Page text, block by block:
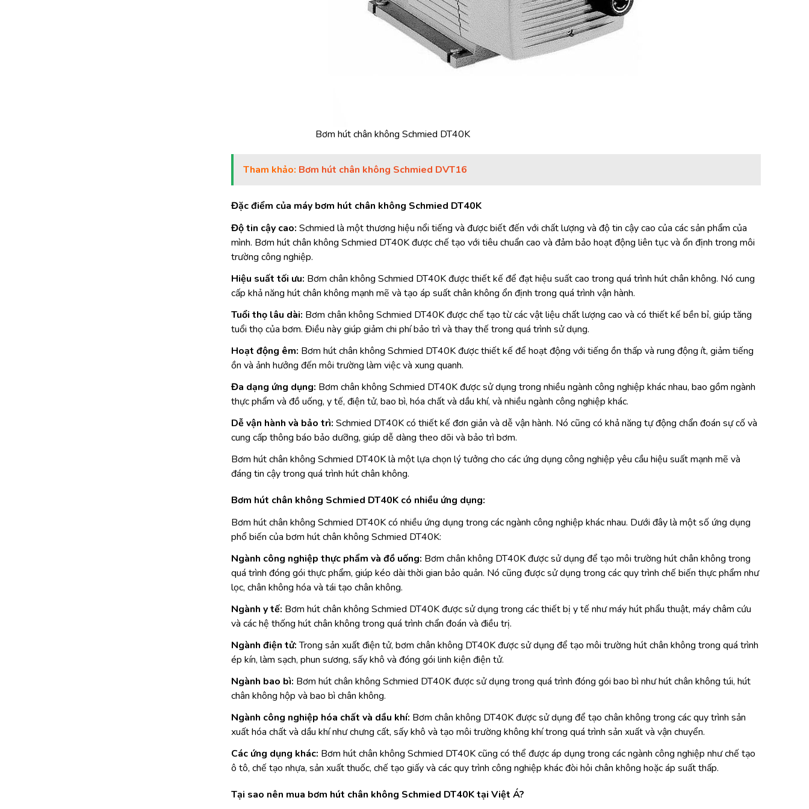
Bơm hút chân không Schmied DT40K
Tham khảo: Bơm hút chân không Schmied DVT16
Đặc điểm của máy bơm hút chân không Schmied DT40K
Độ tin cậy cao: Schmied là một thương hiệu nổi tiếng và được biết đến với chất lượng và độ tin cậy cao của các sản phẩm của
mình. Bơm hút chân không Schmied DT40K được chế tạo với tiêu chuẩn cao và đảm bảo hoạt động liên tục và ổn định trong môi
trường công nghiệp.
Hiệu suất tối ưu: Bơm chân không Schmied DT40K được thiết kế để đạt hiệu suất cao trong quá trình hút chân không. Nó cung
cấp khả năng hút chân không mạnh mẽ và tạo áp suất chân không ổn định trong quá trình vận hành.
Tuổi thọ lâu dài: Bơm chân không Schmied DT40K được chế tạo từ các vật liệu chất lượng cao và có thiết kế bền bỉ, giúp tăng
tuổi thọ của bơm. Điều này giúp giảm chi phí bảo trì và thay thế trong quá trình sử dụng.
Hoạt động êm: Bơm hút chân không Schmied DT40K được thiết kế để hoạt động với tiếng ồn thấp và rung động ít, giảm tiếng
ồn và ảnh hưởng đến môi trường làm việc và xung quanh.
Đa dạng ứng dụng: Bơm chân không Schmied DT40K được sử dụng trong nhiều ngành công nghiệp khác nhau, bao gồm ngành
thực phẩm và đồ uống, y tế, điện tử, bao bì, hóa chất và dầu khí, và nhiều ngành công nghiệp khác.
Dễ vận hành và bảo trì: Schmied DT40K có thiết kế đơn giản và dễ vận hành. Nó cũng có khả năng tự động chẩn đoán sự cố và
cung cấp thông báo bảo dưỡng, giúp dễ dàng theo dõi và bảo trì bơm.
Bơm hút chân không Schmied DT40K là một lựa chọn lý tưởng cho các ứng dụng công nghiệp yêu cầu hiệu suất mạnh mẽ và
đáng tin cậy trong quá trình hút chân không.
Bơm hút chân không Schmied DT40K có nhiều ứng dụng:
Bơm hút chân không Schmied DT40K có nhiều ứng dụng trong các ngành công nghiệp khác nhau. Dưới đây là một số ứng dụng
phổ biến của bơm hút chân không Schmied DT40K:
Ngành công nghiệp thực phẩm và đồ uống: Bơm chân không DT40K được sử dụng để tạo môi trường hút chân không trong
quá trình đóng gói thực phẩm, giúp kéo dài thời gian bảo quản. Nó cũng được sử dụng trong các quy trình chế biến thực phẩm như
lọc, chân không hóa và tái tạo chân không.
Ngành y tế: Bơm hút chân không Schmied DT40K được sử dụng trong các thiết bị y tế như máy hút phẩu thuật, máy châm cứu
và các hệ thống hút chân không trong quá trình chẩn đoán và điều trị.
Ngành điện tử:Trong sản xuất điện tử, bơm chân không DT40K được sử dụng để tạo môi trường hút chân không trong quá trình
ép kín, làm sạch, phun sương, sấy khô và đóng gói linh kiện điện tử.
Ngành bao bì: Bơm hút chân không Schmied DT40K được sử dụng trong quá trình đóng gói bao bì như hút chân không túi, hút
chân không hộp và bao bì chân không.
Ngành công nghiệp hóa chất và dầu khí: Bơm chân không DT40K được sử dụng để tạo chân không trong các quy trình sản
xuất hóa chất và dầu khí như chưng cất, sấy khô và tạo môi trường không khí trong quá trình sản xuất và vận chuyển.
Các ứng dụng khác: Bơm hút chân không Schmied DT40K cũng có thể được áp dụng trong các ngành công nghiệp như chế tạo
ô tô, chế tạo nhựa, sản xuất thuốc, chế tạo giấy và các quy trình công nghiệp khác đòi hỏi chân không hoặc áp suất thấp.
Tại sao nên mua bơm hút chân không Schmied DT40K tại Việt Á?